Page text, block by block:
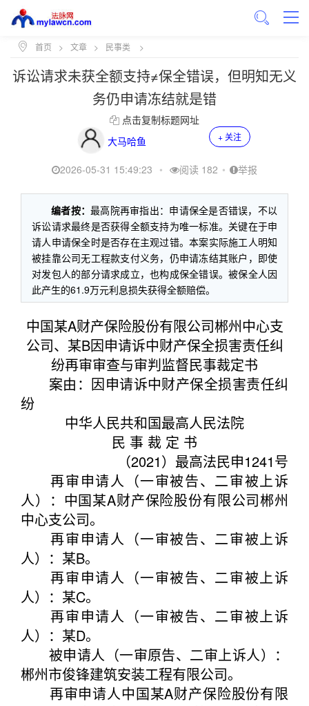
首页 > 文章 > 民事类 >
诉讼请求未获全额支持≠保全错误，但明知无义
务仍申请冻结就是错
点击复制标题网址
大马哈鱼
+ 关注
2026-05-31 15:49:23 • 阅读 182 • 举报
编者按：最高院再审指出：申请保全是否错误，不以
诉讼请求最终是否获得全额支持为唯一标准。关键在于申
请人申请保全时是否存在主观过错。本案实际施工人明知
被挂靠公司无工程款支付义务，仍申请冻结其账户，即使
对发包人的部分请求成立，也构成保全错误。被保全人因
此产生的61.9万元利息损失获得全额赔偿。
中国某A财产保险股份有限公司郴州中心支
公司、某B因申请诉中财产保全损害责任纠
纷再审审查与审判监督民事裁定书
案由 ： 因申请诉中财产保全损害责任纠
纷
中华人民共和国最高人民法院
民 事 裁 定 书
（2021）最高法民申1241号
再审申请人（一审被告、二审被上诉
人）：中国某A财产保险股份有限公司郴州
中心支公司。
再审申请人（一审被告、二审被上诉
人）：某B。
再审申请人（一审被告、二审被上诉
人）：某C。
再审申请人（一审被告、二审被上诉
人）：某D。
被申请人（一审原告、二审上诉人）：
郴州市俊锋建筑安装工程有限公司。
再审申请人中国某A财产保险股份有限